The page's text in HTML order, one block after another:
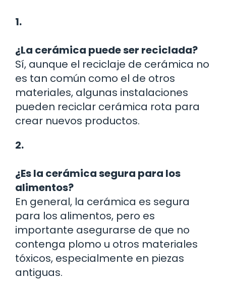
1.
¿La cerámica puede ser reciclada?
Sí, aunque el reciclaje de cerámica no
es tan común como el de otros
materiales, algunas instalaciones
pueden reciclar cerámica rota para
crear nuevos productos.
2.
¿Es la cerámica segura para los
alimentos?
En general, la cerámica es segura
para los alimentos, pero es
importante asegurarse de que no
contenga plomo u otros materiales
tóxicos, especialmente en piezas
antiguas.